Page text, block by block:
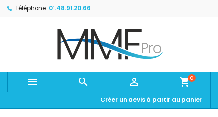
Téléphone: 01.48.91.20.66
   shopping_cart0
Créer un devis à partir du panier